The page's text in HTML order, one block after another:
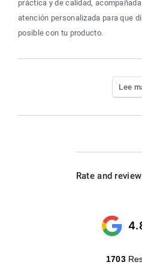
práctica y de calidad,
atención personalizada para que
posible con tu producto.
Lee
Rate and review